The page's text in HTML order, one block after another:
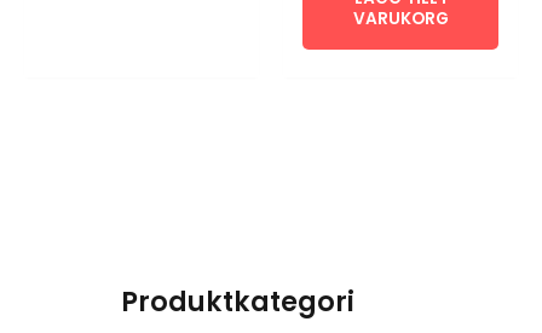
Produktkategori
VARUKORG